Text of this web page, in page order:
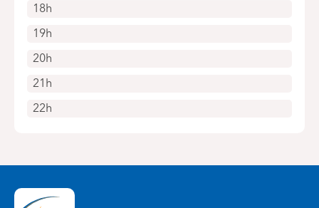
18h
19h
20h
21h
22h